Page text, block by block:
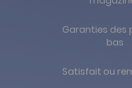
Garanties des
bas
Satisfait ou